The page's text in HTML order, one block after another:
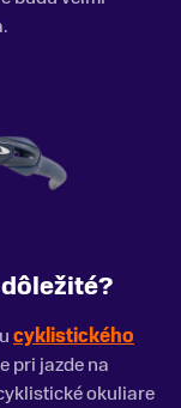
cyklistického
pri jazde na
okuliare